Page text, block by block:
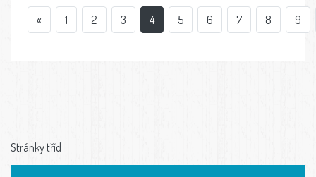
« 1 2 3 4 5 6 7 8 9
Stránky tříd